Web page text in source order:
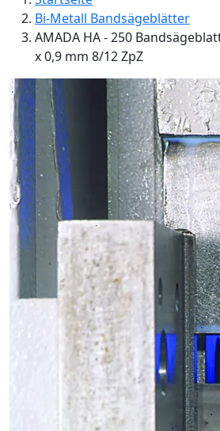
Bi-Metall Bandsägeblätter
AMADA HA - 250
x 0,9 mm 8/12 ZpZ